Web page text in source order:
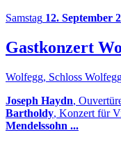
Samstag 12. September
Gastkonzert
Wolfegg, Schloss
Joseph Haydn,
Bartholdy, Konzert für
Mendelssohn ...